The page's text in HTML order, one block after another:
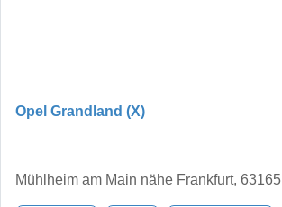
Opel Grandland (X)
Mühlheim am Main nähe Frankfurt, 63165